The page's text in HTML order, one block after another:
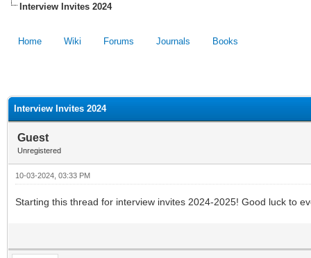
Interview Invites 2024
Home Wiki Forums Journals Books
Interview Invites 2024
Guest
Unregistered
10-03-2024, 03:33 PM
Starting this thread for interview invites 2024-2025! Good luck to